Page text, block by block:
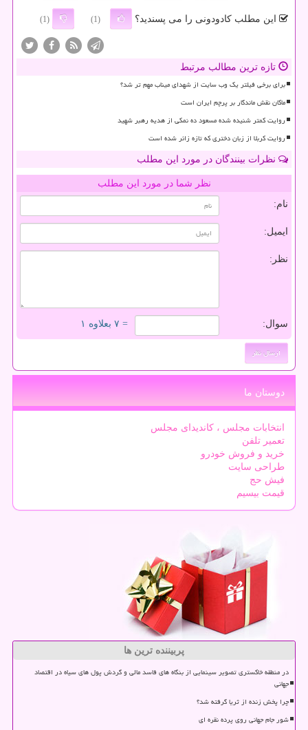
این مطلب کادودونی را می پسندید؟ (1)
(1)
تازه ترین مطالب مرتبط
برای برخی فیلتر یک وب سایت از شهدای میناب مهم تر شد؟
ماکان نقش ماندگار بر پرچم ایران است
روایت کمتر شنیده شده مسعود ده نمکی از هدیه رهبر شهید
روایت کربلا از زبان دختری که تازه زائر شده است
نظرات بینندگان در مورد این مطلب
نظر شما در مورد این مطلب
نام:
ایمیل:
نظر:
سوال: = ۷ بعلاوه ۱
دوستان ما
انتخابات مجلس ، کاندیدای مجلس
تعمیر تلفن
خرید و فروش خودرو
طراحی سایت
فیش حج
قیمت بیسیم
پربیننده ترین ها
در منطقه خاکستری تصویر سینمایی از بنگاه های فاسد مالی و گردش پول های سیاه در اقتصاد
جهانی
چرا پخش زنده از ثریا گرفته شد؟
شور جام جهانی روی پرده نقره ای